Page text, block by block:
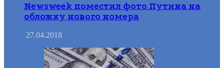
Newsweek поместил фото Путина на
обложку нового номера
27.04.2018